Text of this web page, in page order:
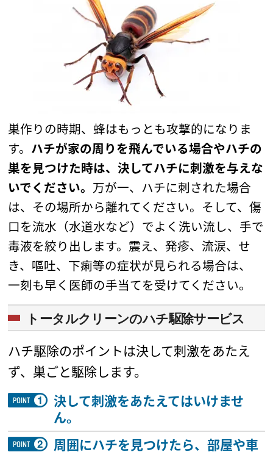
巣作りの時期、蜂はもっとも攻撃的になりま
す。 ハチが家の周りを飛んでいる場合やハチの
巣を見つけた時は、決してハチに刺激を与えな
いでください。 万が一、ハチに刺された場合
は、その場所から離れてください。そして、傷
口を流水（水道水など）でよく洗い流し、手で
毒液を絞り出します。震え、発疹、流涙、せ
き、嘔吐、下痢等の症状が見られる場合は、
一刻も早く医師の手当てを受けてください。
トータルクリーンのハチ駆除サービス
ハチ駆除のポイントは決して刺激をあたえ
ず、巣ごと駆除します。
決して刺激をあたえてはいけませ
ん。
周囲にハチを見つけたら、部屋や車